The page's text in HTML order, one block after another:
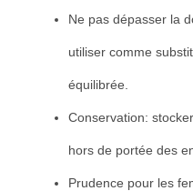
Ne pas dépasser la
utiliser comme
équilibrée.
Conservation:
hors de portée des
Prudence pour les